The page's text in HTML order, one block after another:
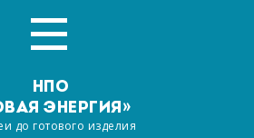
НПО
ЭНЕРГИЯ»
до готового изделия